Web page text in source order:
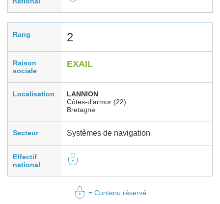
Rang 2
Raison
sociale
EXAIL
Localisation
LANNION
Côtes-d'armor (22)
Bretagne
Secteur Systèmes de navigation
Effectif
national
= Contenu réservé